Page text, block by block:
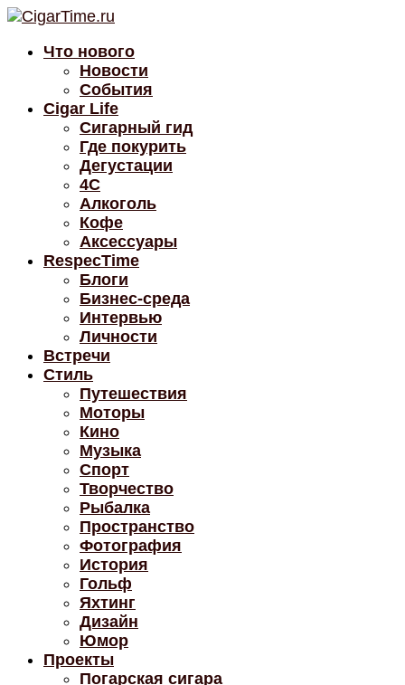
Что нового
Новости
События
Cigar Life
Сигарный гид
Где покурить
Дегустации
4C
Алкоголь
Кофе
Аксессуары
RespecTime
Блоги
Бизнес-среда
Интервью
Личности
Встречи
Стиль
Путешествия
Моторы
Кино
Музыка
Спорт
Творчество
Рыбалка
Пространство
Фотография
История
Гольф
Яхтинг
Дизайн
Юмор
Проекты
Погарская сигара